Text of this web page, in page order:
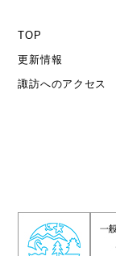
TOP
更新情報
諏訪へのアクセス